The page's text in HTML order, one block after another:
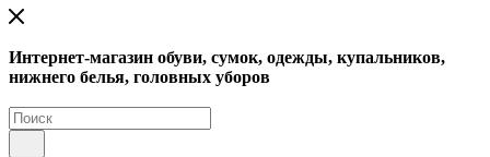
Интернет-магазин обуви, сумок, одежды, купальников,
нижнего белья, головных уборов